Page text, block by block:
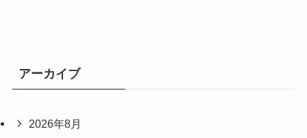
アーカイブ
2026年8月